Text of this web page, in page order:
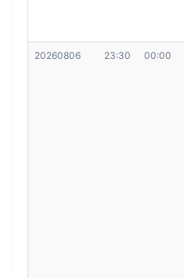
20260806 23:30 00:00